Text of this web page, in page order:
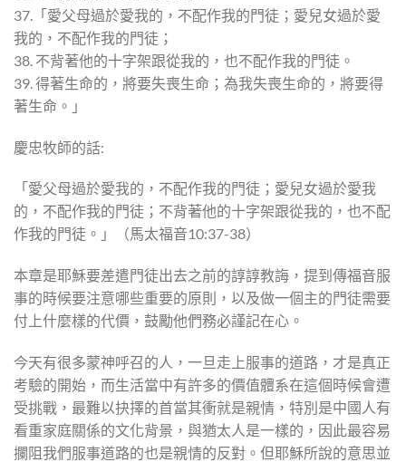
37.「愛父母過於愛我的，不配作我的門徒；愛兒女過於愛
我的，不配作我的門徒；
38. 不背著他的十字架跟從我的，也不配作我的門徒。
39. 得著生命的，將要失喪生命；為我失喪生命的，將要得
著生命。」
慶忠牧師的話:
「愛父母過於愛我的，不配作我的門徒；愛兒女過於愛我
的，不配作我的門徒；不背著他的十字架跟從我的，也不配
作我的門徒。」（馬太福音10:37-38）
本章是耶穌要差遣門徒出去之前的諄諄教誨，提到傳福音服
事的時候要注意哪些重要的原則，以及做一個主的門徒需要
付上什麼樣的代價，鼓勵他們務必謹記在心。
今天有很多蒙神呼召的人，一旦走上服事的道路，才是真正
考驗的開始，而生活當中有許多的價值體系在這個時候會遭
受挑戰，最難以抉擇的首當其衝就是親情，特別是中國人有
看重家庭關係的文化背景，與猶太人是一樣的，因此最容易
攔阻我們服事道路的也是親情的反對。但耶穌所說的意思並